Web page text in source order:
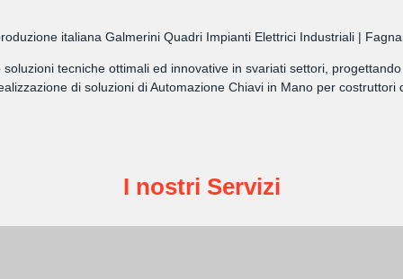
italiana Galmerini Quadri Impianti Elettrici Industriali |
tecniche ottimali ed innovative in svariati settori,
di soluzioni di Automazione Chiavi in Mano per
I nostri Servizi